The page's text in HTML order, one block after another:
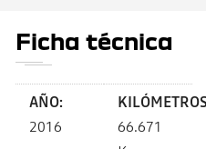
Ficha técnica
AÑO:
2016
66.671